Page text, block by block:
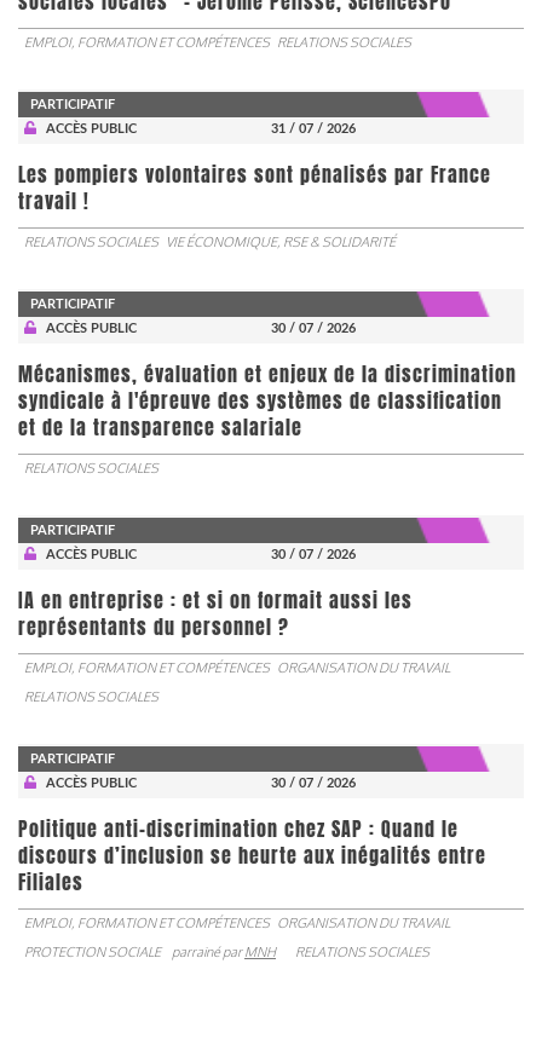
EMPLOI, FORMATION ET COMPÉTENCES RELATIONS SOCIALES
PARTICIPATIF
ACCÈS PUBLIC
31 / 07 / 2026
Les pompiers volontaires sont pénalisés par France
travail !
RELATIONS SOCIALES VIE ÉCONOMIQUE, RSE & SOLIDARITÉ
PARTICIPATIF
ACCÈS PUBLIC
30 / 07 / 2026
Mécanismes, évaluation et enjeux de la discrimination
syndicale à l'épreuve des systèmes de classification
et de la transparence salariale
RELATIONS SOCIALES
PARTICIPATIF
ACCÈS PUBLIC
30 / 07 / 2026
IA en entreprise : et si on formait aussi les
représentants du personnel ?
EMPLOI, FORMATION ET COMPÉTENCES ORGANISATION DU TRAVAIL
RELATIONS SOCIALES
PARTICIPATIF
ACCÈS PUBLIC
30 / 07 / 2026
Politique anti-discrimination chez SAP : Quand le
discours d’inclusion se heurte aux inégalités entre
Filiales
EMPLOI, FORMATION ET COMPÉTENCES ORGANISATION DU TRAVAIL
PROTECTION SOCIALE
parrainé parMNH RELATIONS SOCIALES